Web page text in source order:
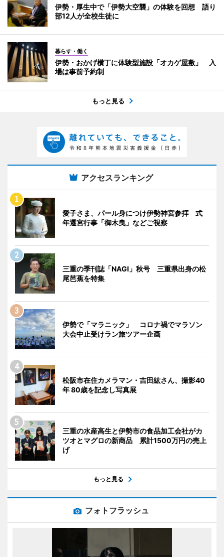
伊勢・厚生中で「伊勢大空襲」の体験を回想 語り
部12人が全校生徒に
暮らす・働く
伊勢・おかげ横丁に体験型施設「オカゲ屋敷」 入
場は事前予約制
もっと見る
アクセスランキング
愛子さま、パール身につけ伊勢神宮参拝 式
年遷宮行事「御木曳」などご視察
三重の季刊誌「NAGI」秋号 三重県出身の松
尾芭蕉を特集
伊勢で「マラニック」 コロナ禍でマラソン
大会中止受けラン旅ツアー企画
松阪市在住カメラマン・吉田紘さん、撮影40
年 80歳を記念し写真展
三重の水産高生と伊勢市の食品加工会社がカ
ツオとマグロの新商品 累計1500万円の売上
げ
もっと見る
フォトフラッシュ